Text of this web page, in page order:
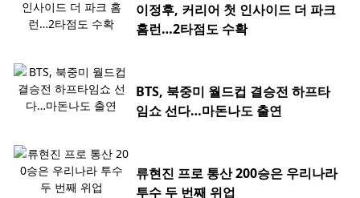
이정후, 커리어 첫 인사이드 더 파크
홈런…2타점도 수확
BTS, 북중미 월드컵 결승전 하프타
임쇼 선다…마돈나도 출연
류현진 프로 통산 200승은 우리나라
투수 두 번째 위업